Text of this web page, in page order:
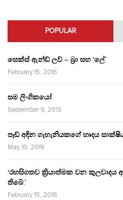
POPULAR
සෙක්ස් ඇන්ඩ් ලව් – බ්‍රා සහ ‘ලේ’
February 15, 2016
සම ලිංගිකයෝ
September 9, 2013
පෑඩ් අඳින ගැහැනියකගේ හෘදය
May 10, 2019
‘රහසිගතව ක්‍රියාත්මක වන කුලවාදය
තිබේ.’
February 15, 2016